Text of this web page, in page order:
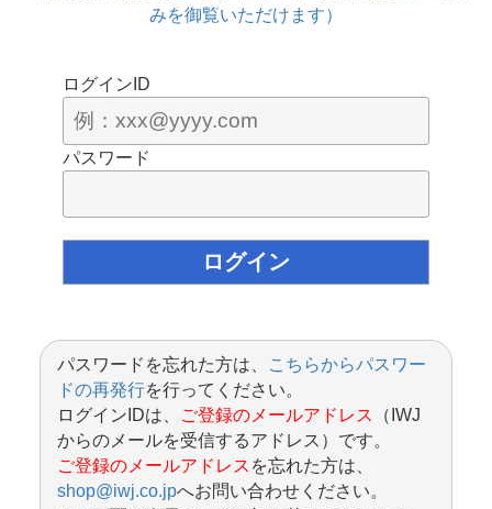
みを御覧いただけます）
ログインID
パスワード
パスワードを忘れた方は、
こちらからパスワー
ドの再発行を行ってください。
ログインIDは、
ご登録のメールアドレス
（IWJ
からのメールを受信するアドレス）です。
ご登録のメールアドレス を忘れた方は、
shop@iwj.co.jpへお問い合わせください。